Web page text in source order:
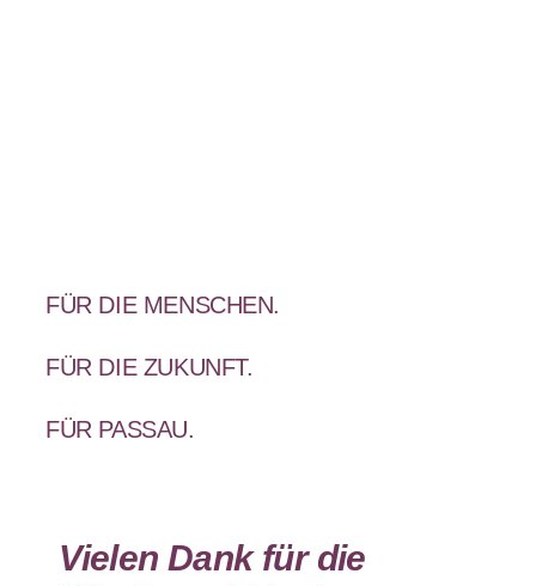
FÜR DIE MENSCHEN.
FÜR DIE ZUKUNFT.
FÜR PASSAU.
Vielen Dank für die